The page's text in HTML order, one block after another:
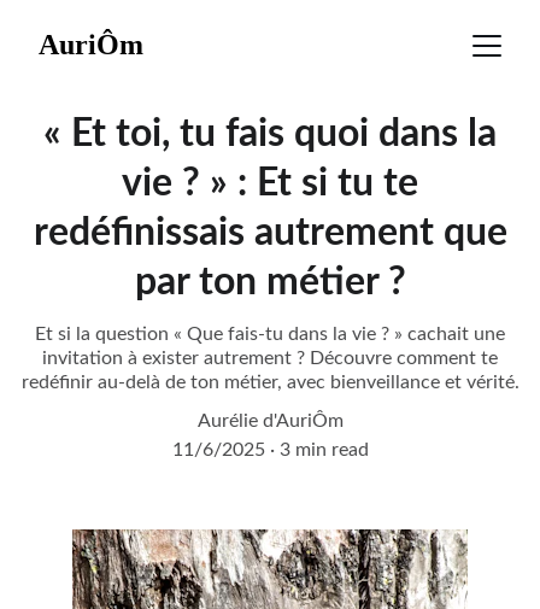
AuriÔm
« Et toi, tu fais quoi dans la
vie ? » : Et si tu te
redéfinissais autrement que
par ton métier ?
Et si la question « Que fais-tu dans la vie ? » cachait une
invitation à exister autrement ? Découvre comment te
redéfinir au-delà de ton métier, avec bienveillance et vérité.
Aurélie d'AuriÔm
11/6/2025
3 min read